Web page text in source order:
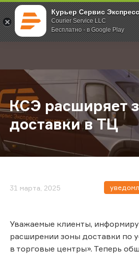
Курьер Сервис Экспресс
Courier Service LLC
Бесплатно - в Google Play
; Главная О компании Новости КСЭ
КСЭ расширяет
доставки в ТЦ
31 марта, 2025
Уважаемые клиенты,
расширении зоны доставки по
в торговые центры». Теперь